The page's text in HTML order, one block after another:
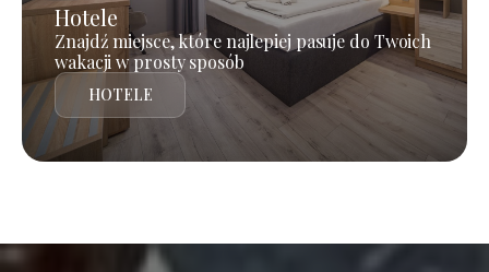
Hotele
Znajdź miejsce, które najlepiej pasuje do Twoich
wakacji w prosty sposób
HOTELE